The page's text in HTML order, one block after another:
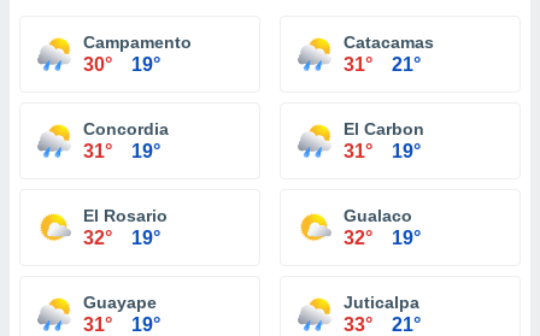
Campamento
30° 19°
Catacamas
31° 21°
Concordia
31° 19°
El Carbon
31° 19°
El Rosario
32° 19°
Gualaco
32° 19°
Guayape
31° 19°
Juticalpa
33° 21°